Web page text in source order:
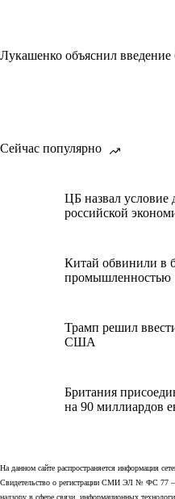
Лукашенко объяснил введение
Сейчас популярно
ЦБ назвал условие
российской
Китай обвинили в
промышленностью
Трамп решил
США
Британия
на 90 миллиардов
На данном сайте распространяется информация
Свидетельство о регистрации СМИ ЭЛ № ФС 77
надзору в сфере связи, информационных